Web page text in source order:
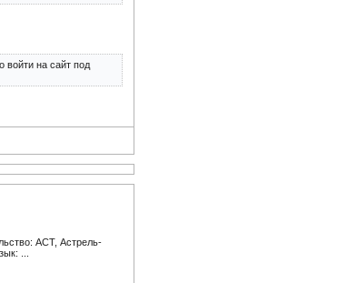
войти на сайт под
АСТ, Астрель-
...